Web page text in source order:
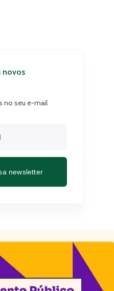
novos
no seu e-mail
newsletter